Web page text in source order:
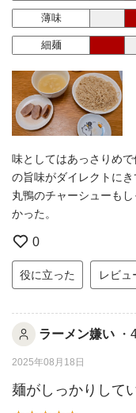
薄味
細麺
味としてはあっさりめ
の旨味がダイレクトにき
丸鴨のチャーシューも
かった。
0
役に立った レビュ
ラーメン嫌い
2025年08月18日
麺がしっかりして